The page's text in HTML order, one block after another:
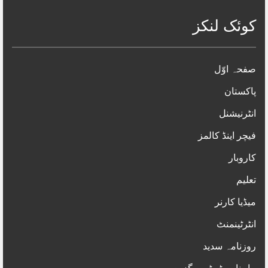
پیٹرولیم ڈویژن کا ڈیزل اور پیٹرول کی قیمتوں میں
دورہ، چینی عوام کے عطیے سے فراہم کردہ کریو فیوج
لاہور میں فائرنگ، پی ٹی آئی رہنماء ایم پی اے کے
خاندان کے 9 افراد جاں بحق
فراہمی عوام سے کیے گئے وعدوں کی عملی تکمیل ہے-
فاطمہ میموریل ہسپتال میں ورلڈ ہیپاٹائٹس ڈے کی
تقریب سیمینار اور آگاہی واک میں بروقت تشخیص،
مؤثر علاج اور احتیاطی تدابیر کی اہمیت اجاگر
ن لیگ کا پہلا وزیرِ اعلیٰ پنجاب بھی دھاندلی کی وجہ
بہنیں جاں بحق
کوئک لنکز
صفحہ اوّل
پاکستان
انٹرنیشنل
فیچر اینڈ کالمز
کاروبار
تعلیم
میڈیا کارنر
انٹرٹینمنٹ
روزنامہ سدید